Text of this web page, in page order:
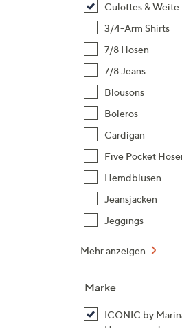
Culottes & Weite
3/4-Arm Shirts
7/8 Hosen
7/8 Jeans
Blousons
Boleros
Cardigan
Five Pocket
Hemdblusen
Jeansjacken
Jeggings
Mehr anzeigen
Marke
ICONIC by